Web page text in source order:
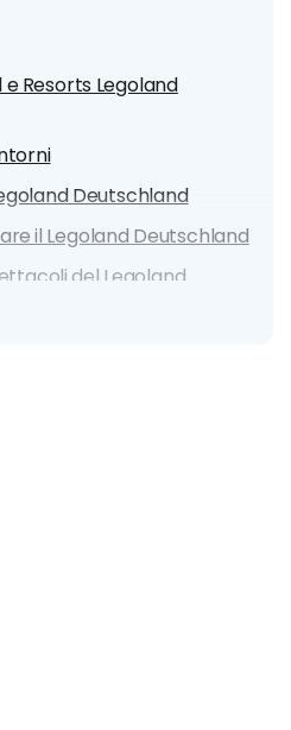
Resorts Legoland
Deutschland
il Legoland Deutschland
del Legoland